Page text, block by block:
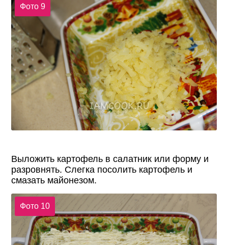
Фото 9
Выложить картофель в салатник или форму и
разровнять. Слегка посолить картофель и
смазать майонезом.
Фото 10